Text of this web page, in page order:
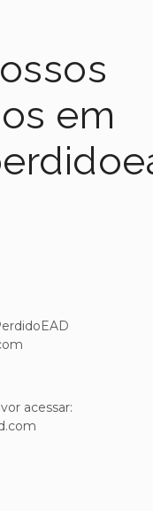
em
acessar: